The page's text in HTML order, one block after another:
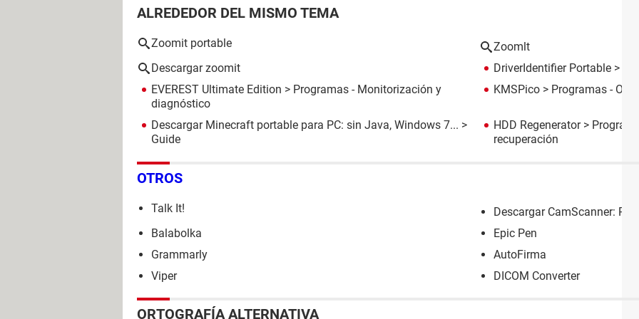
ALREDEDOR DEL MISMO TEMA
Zoomit portable
Zoomlt
Descargar zoomit
DriverIdentifier Portable >
EVEREST Ultimate Edition > Programas - Monitorización y
diagnóstico
KMSPico > Programas - Otros
Descargar Minecraft portable para PC: sin Java, Windows 7... >
Guide
HDD Regenerator>
recuperación
OTROS
Talk It!
Descargar CamScanner: PC
Balabolka
Epic Pen
Grammarly
AutoFirma
Viper
DICOM Converter
ORTOGRAFÍA ALTERNATIVA